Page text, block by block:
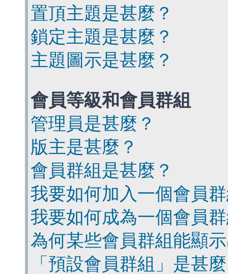
置頂主題是甚麼？
鎖定主題是甚麼？
主題圖示是甚麼？
會員等級和會員群組
管理員是甚麼？
版主是甚麼？
會員群組是甚麼？
我要如何加入一個會員
我要如何成為一個會員
為何某些會員群組能顯
「預設會員群組」是甚